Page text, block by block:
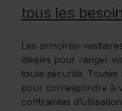
tous les
Les armoires-
idéales pour ranger
toute sécurité. Toutes
pour correspondre à
contraintes